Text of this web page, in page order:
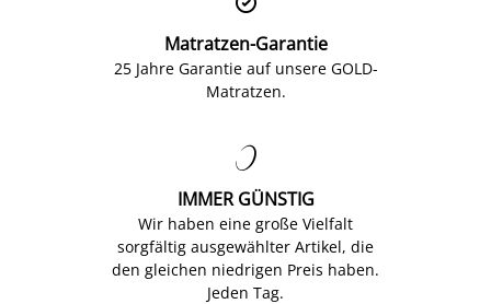
Matratzen-Garantie
25 Jahre Garantie auf unsere GOLD-
Matratzen.

IMMER GÜNSTIG
Wir haben eine große Vielfalt
sorgfältig ausgewählter Artikel, die
den gleichen niedrigen Preis haben.
Jeden Tag.